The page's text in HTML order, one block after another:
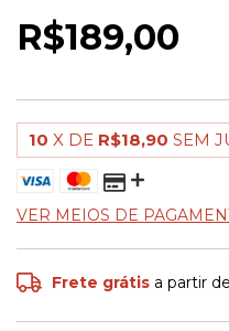
R$189,00
10 X DE R$18,90 SEM
VER MEIOS DE
Frete grátis a partir de